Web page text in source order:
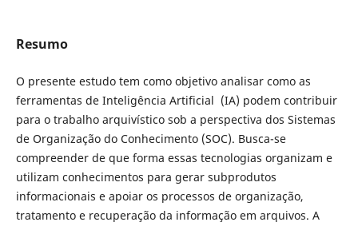
Resumo
O presente estudo tem como objetivo analisar como as
ferramentas de Inteligência Artificial (IA) podem contribuir
para o trabalho arquivístico sob a perspectiva dos Sistemas
de Organização do Conhecimento (SOC). Busca-se
compreender de que forma essas tecnologias organizam e
utilizam conhecimentos para gerar subprodutos
informacionais e apoiar os processos de organização,
tratamento e recuperação da informação em arquivos. A